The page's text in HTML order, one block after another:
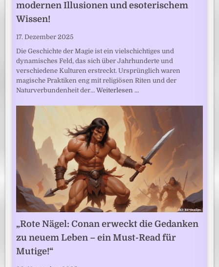
modernen Illusionen und esoterischem
Wissen!
17. Dezember 2025
Die Geschichte der Magie ist ein vielschichtiges und
dynamisches Feld, das sich über Jahrhunderte und
verschiedene Kulturen erstreckt. Ursprünglich waren
magische Praktiken eng mit religiösen Riten und der
Naturverbundenheit der…Weiterlesen …
„Rote Nägel: Conan erweckt die Gedanken
zu neuem Leben – ein Must-Read für
Mutige!“